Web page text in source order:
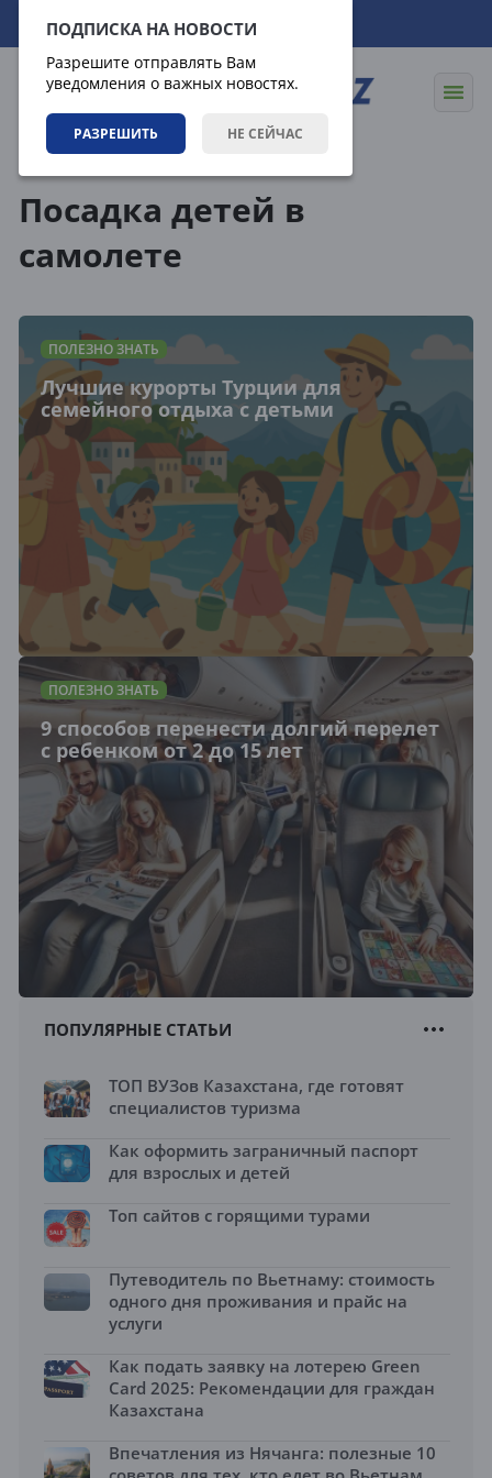
ПОДПИСКА НА НОВОСТИ
Разрешите отправлять Вам
уведомления о важных новостях.
РАЗРЕШИТЬ НЕ СЕЙЧАС
10.08.2026 13:41:17
Посадка детей в
самолете
ПОЛЕЗНО ЗНАТЬ
Лучшие курорты Турции для
семейного отдыха с детьми
ПОЛЕЗНО ЗНАТЬ
9 способов перенести долгий перелет
с ребенком от 2 до 15 лет
ПОПУЛЯРНЫЕ СТАТЬИ
ТОП ВУЗов Казахстана, где готовят
специалистов туризма
Как оформить заграничный паспорт
для взрослых и детей
Топ сайтов с горящими турами
Путеводитель по Вьетнаму: стоимость
одного дня проживания и прайс на
услуги
Как подать заявку на лотерею Green
Card 2025: Рекомендации для граждан
Казахстана
Впечатления из Нячанга: полезные 10